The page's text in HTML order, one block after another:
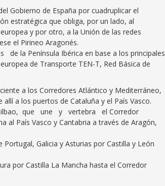
Gobierno de España por cuadruplicar el
estratégica que obliga, por un lado, al
y por otro, a la Unión de las redes
el Pirineo Aragonés.
la Península Ibérica en base a los principales
de Transporte TEN-T, Red Básica de
a los Corredores Atlántico y Mediterráneo,
a los puertos de Cataluña y el País Vasco.
Bilbao, que une y vertebra el Corredor
al País Vasco y Cantabria a través de Aragón,
Galicia y Asturias por Castilla y León
por Castilla La Mancha hasta el Corredor